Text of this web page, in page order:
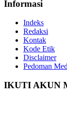
Informasi
Indeks
Redaksi
Kontak
Kode Etik
Disclaimer
Pedoman
IKUTI AKUN